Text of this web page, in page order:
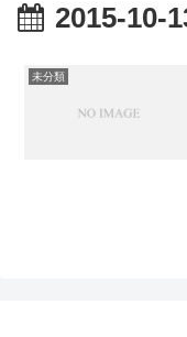
2015-10-
未分類